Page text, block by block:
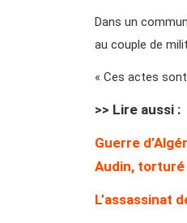
Dans un
au couple de
« Ces actes
>> Lire aussi :
Guerre
Audin, torturé
L’assassinat